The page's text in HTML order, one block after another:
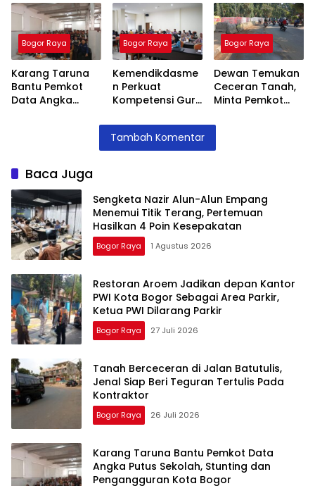
Terang,
Pertemuan
Hasilkan 4 Poin
Kesepakatan
Area Parkir,
Ketua PWI
Dilarang Parkir
Teguran Tertulis
Pada Kontraktor
Bogor Raya
Karang Taruna
Bantu Pemkot
Data Angka
Bogor Raya
Kemendikdasme
n Perkuat
Kompetensi Guru
Lalubi Untuk
Apresiasi ABK
Bogor Raya
Dewan Temukan
Ceceran Tanah,
Minta Pemkot
Trase Baru
Tambah Komentar
Baca Juga
Sengketa Nazir Alun-Alun Empang
Menemui Titik Terang, Pertemuan
Hasilkan 4 Poin Kesepakatan
Bogor Raya 1 Agustus 2026
Restoran Aroem Jadikan depan Kantor
PWI Kota Bogor Sebagai Area Parkir,
Ketua PWI Dilarang Parkir
Bogor Raya 27 Juli 2026
Tanah Berceceran di Jalan Batutulis,
Jenal Siap Beri Teguran Tertulis Pada
Kontraktor
Bogor Raya 26 Juli 2026
Karang Taruna Bantu Pemkot Data
Angka Putus Sekolah, Stunting dan
Pengangguran Kota Bogor